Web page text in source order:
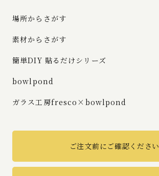
場所からさがす
素材からさがす
簡単DIY 貼るだけシリーズ
bowlpond
ガラス工房fresco×bowlpond
ご注文前にご確認ください